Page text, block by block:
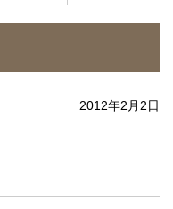
2012年2月2日